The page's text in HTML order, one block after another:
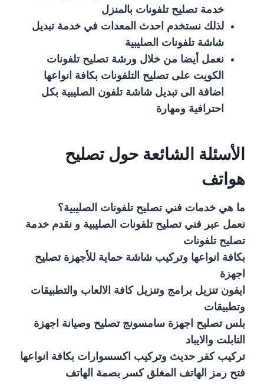
خدمة تصليح تلفونات بالمنزل
لذلك نستخدم احدث المعدات في خدمة تبديل
شاشة تلفونات الصليبية
نعمل أيضا من خلال ورشة تصليح تلفونات
الكويت على تصليح التلفونات بكافة انواعها
اضافة الى تبديل شاشة تلفون الصليبية بكل
احترافية ومهارة
الأسئلة الشائعة حول تصليح
هواتف
ما هي خدمات فني تصليح تلفونات الصليبية؟
نعمل عبر فني تصليح تلفونات الصليبية و نقدم خدمة
تصليح تلفونات
بكافة انواعها وتركيب شاشة حماية للأجهزة تصليح
اجهزة
ايفون تنزيل برامج وتنزيل كافة الالعاب والتطبيقات
وتطبيقات
بلس تصليح اجهزة سامسونج تصليح وصيانة اجهزة
التابلت والايباد
تركيب كفر حديث وتركيب اكسسوارات بكافة انواعها
فتح رمز الهاتف المغلق كسر بصمة الهاتف